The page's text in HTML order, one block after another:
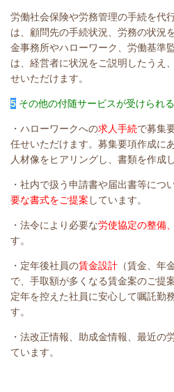
労働社会保険や労務管理の手続を代
は、顧問先の手続状況、労務の状況
金事務所やハローワーク、労働基準
は、経営者に状況をご説明したうえ
せいただけます。
5 その他の付随サービスが受けられる
・ハローワークへの求人手続で募集
任せいただけます。募集要項作成に
人材像をヒアリングし、書類を作成
・社内で扱う申請書や届出書等につ
要な書式をご提案 しています。
・法令により必要な労使協定の整備
す。
・定年後社員の賃金設計 （賃金、年
で、手取額が多くなる賃金案のご提
定年を控えた社員に安心して嘱託勤
す。
・法改正情報、助成金情報、最近の
ています。